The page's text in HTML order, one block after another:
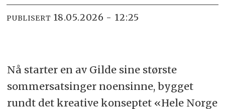
PUBLISERT 18.05.2026 - 12:25
Nå starter en av Gilde sine største
sommersatsinger noensinne, bygget
rundt det kreative konseptet «Hele Norge